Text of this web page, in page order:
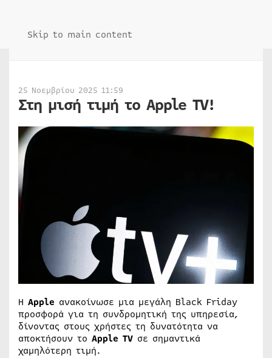
Skip to main content
25 Νοεμβρίου 2025 11:59
Στη μισή τιμή το Apple TV!
Η Apple ανακοίνωσε μια μεγάλη Black Friday
προσφορά για τη συνδρομητική της υπηρεσία,
δίνοντας στους χρήστες τη δυνατότητα να
αποκτήσουν το Apple TV σε σημαντικά
χαμηλότερη τιμή.